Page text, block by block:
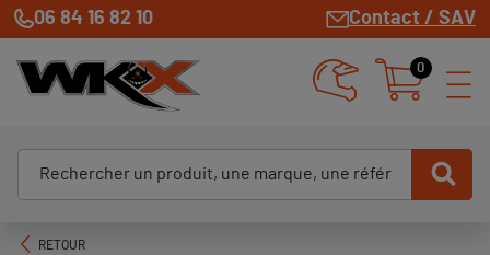
06 84 16 82 10 Contact / SAV
0
RETOUR